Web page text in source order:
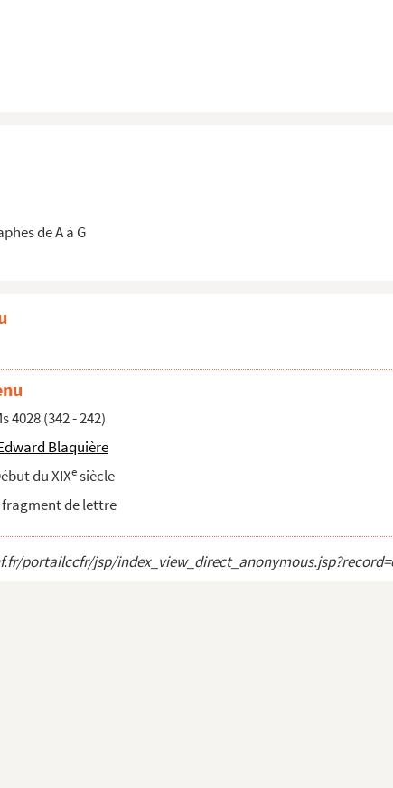
de A à G
4028 (342 - 242)
Blaquière
du XIXesiècle
fragment de lettre
portailccfr/jsp/